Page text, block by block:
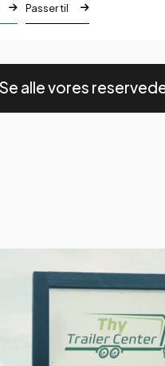
Passer til
Se alle vores